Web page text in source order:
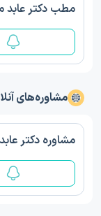
مطب دکتر
مشاوره‌های
مشاوره دکتر